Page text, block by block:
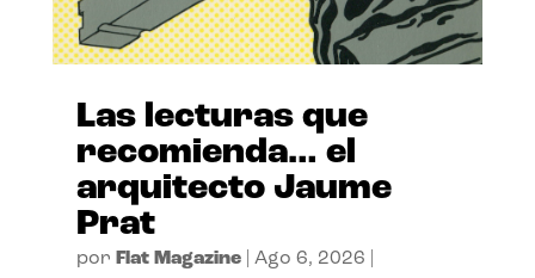
Las lecturas que
recomienda… el
arquitecto Jaume
Prat
por Flat Magazine| Ago 6, 2026